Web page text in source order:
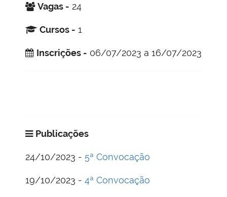
Vagas - 24
Cursos - 1
Inscrições - 06/07/2023 a 16/07/2023
Publicações
24/10/2023 - 5ª Convocação
19/10/2023 - 4ª Convocação